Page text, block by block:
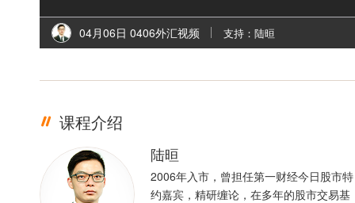
04月06日 0406外汇视频 支持：陆晅
课程介绍
陆晅
2006年入市，曾担任第一财经今日股市特
约嘉宾，精研缠论，在多年的股市交易基